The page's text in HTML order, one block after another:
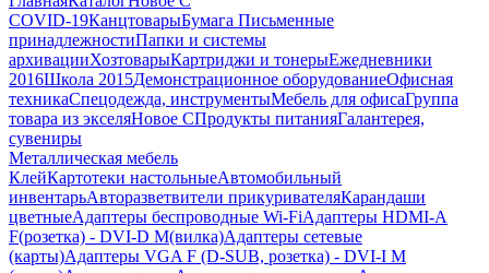
COVID-19КанцтоварыБумага Письменные
принадлежностиПапки и системы
архивацииХозтоварыКартриджи и тонерыЕжедневники
2016Школа 2015Демонстрационное оборудованиеОфисная
техникаСпецодежда, инструментыМебель для офисаГруппа
товара из экселяНовое СПродукты питанияГалантерея,
сувениры
Металлическая мебель
КлейКартотеки настольныеАвтомобильный
инвентарьАвторазветвители прикуривателяКарандаши
цветныеАдаптеры беспроводные Wi-FiАдаптеры HDMI-A
F(розетка) - DVI-D M(вилка)Адаптеры сетевые
(карты)Адаптеры VGA F (D-SUB, розетка) - DVI-I M